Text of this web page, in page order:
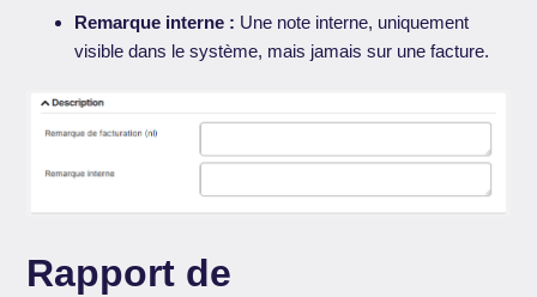
Remarque interne : Une note interne, uniquement
visible dans le système, mais jamais sur une facture.
Rapport de